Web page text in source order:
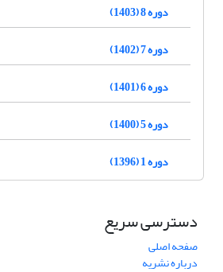
دوره 8 (1403)
دوره 7 (1402)
دوره 6 (1401)
دوره 5 (1400)
دوره 1 (1396)
دسترسی سریع
صفحه اصلی
درباره نشریه